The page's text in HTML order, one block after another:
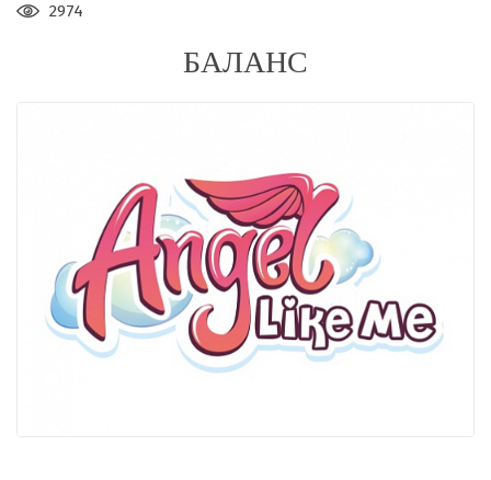
2974
БАЛАНС